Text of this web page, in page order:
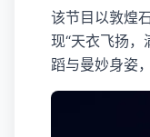
该节目以敦煌
现“天衣飞扬，
蹈与曼妙身姿